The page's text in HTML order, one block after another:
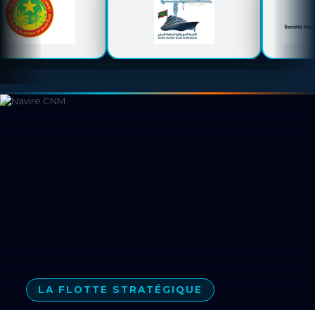
LA FLOTTE STRATÉGIQUE